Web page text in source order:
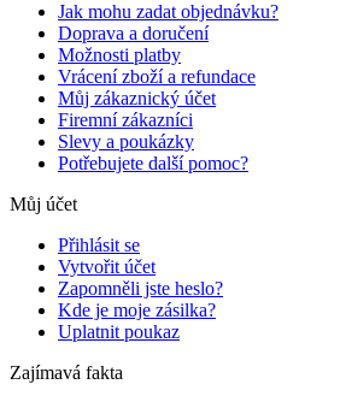
Jak mohu zadat objednávku?
Doprava a doručení
Možnosti platby
Vrácení zboží a refundace
Můj zákaznický účet
Firemní zákazníci
Slevy a poukázky
Potřebujete další pomoc?
Můj účet
Přihlásit se
Vytvořit účet
Zapomněli jste heslo?
Kde je moje zásilka?
Uplatnit poukaz
Zajímavá fakta